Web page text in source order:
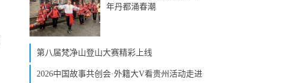
年丹都涌春潮
第八届梵净山登山大赛精彩上线
2026中国故事共创会·外籍大V看贵州活动走进